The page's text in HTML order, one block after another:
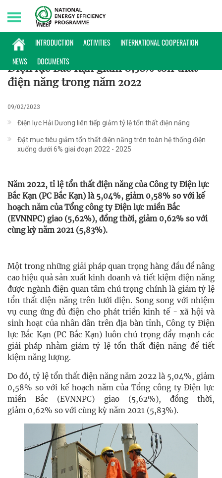
INTRODUCTION ACTIVITIES
INTERNATIONAL COOPERATION
NEWS
DOCUMENTS
Sunday, 09/08/2026 | 05:19 GMT+7
KINH NGHIỆM TRIỂN KHAI
Điện lực Bắc Kạn giảm 0,58% tổn thất
điện năng trong năm 2022
09/02/2023
Điện lực Hải Dương liên tiếp giảm tỷ lệ tổn thất điện năng
Đặt mục tiêu giảm tổn thất điện năng trên toàn hệ thống điện
xuống dưới 6% giai đoạn 2022 - 2025
Năm 2022, tỉ lệ tổn thất điện năng của Công ty Điện lực
Bắc Kạn (PC Bắc Kạn) là 5,04%, giảm 0,58% so với kế
hoạch năm của Tổng công ty Điện lực miền Bắc
(EVNNPC) giao (5,62%), đồng thời, giảm 0,62% so với
cùng kỳ năm 2021 (5,83%).
Một trong những giải pháp quan trọng hàng đầu để nâng
cao hiệu quả sản xuất kinh doanh và tiết kiệm điện năng
được ngành điện quan tâm chú trọng chính là giảm tỷ lệ
tổn thất điện năng trên lưới điện. Song song với nhiệm
vụ cung ứng đủ điện cho phát triển kinh tế - xã hội và
sinh hoạt của nhân dân trên địa bàn tỉnh, Công ty Điện
lực Bắc Kạn (PC Bắc Kạn) luôn chú trọng đẩy mạnh các
giải pháp nhằm giảm tỷ lệ tổn thất điện năng để tiết
kiệm năng lượng.
Do đó, tỷ lệ tổn thất điện năng năm 2022 là 5,04%, giảm
0,58% so với kế hoạch năm của Tổng công ty Điện lực
miền Bắc (EVNNPC) giao (5,62%), đồng thời,
giảm 0,62% so với cùng kỳ năm 2021 (5,83%).